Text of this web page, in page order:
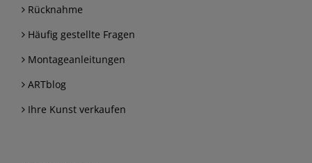
Rücknahme
Häufig gestellte Fragen
Montageanleitungen
ARTblog
Ihre Kunst verkaufen